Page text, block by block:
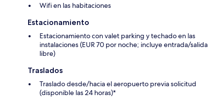
Wifi en las habitaciones
Estacionamiento
Estacionamiento con valet parking y techado en las
instalaciones (EUR 70 por noche; incluye entrada/salida
libre)
Traslados
Traslado desde/hacia el aeropuerto previa solicitud
(disponible las 24 horas)*